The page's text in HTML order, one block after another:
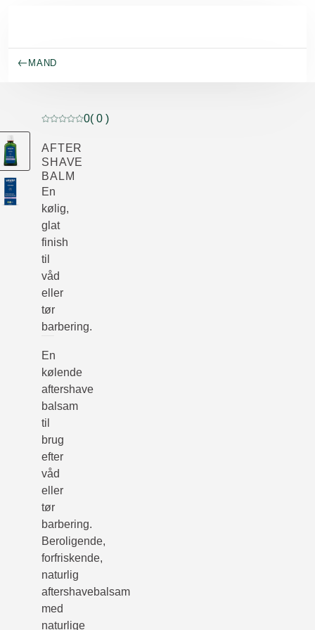
MAND
Current rating: 0 out of 5 stars rated by 0 customers
0( 0 )
AFTER
SHAVE
BALM
En
kølig,
glat
finish
til
våd
eller
tør
barbering.
En
kølende
aftershave
balsam
til
brug
efter
våd
eller
tør
barbering.
Beroligende,
forfriskende,
naturlig
aftershavebalsam
med
naturlige